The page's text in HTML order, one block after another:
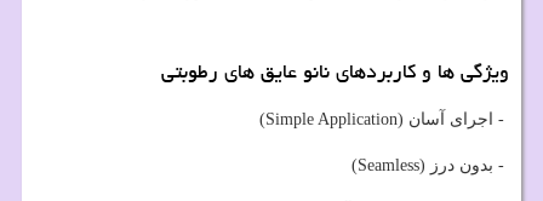
ویژگی ها و کاربردهای نانو عایق های رطوبتی
- اجرای آسان (Simple Application)
- بدون درز (Seamless)